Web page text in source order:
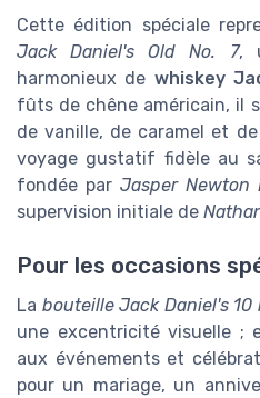
Cette édition spéciale
Jack Daniel's Old No. 7,
harmonieux de whiskey
fûts de chêne américain, il
de vanille, de caramel et
voyage gustatif fidèle au
fondée par Jasper Newton
supervision initiale de
Pour les occasions
La bouteille Jack Daniel's 10
une excentricité visuelle ;
aux événements et
pour un mariage, un